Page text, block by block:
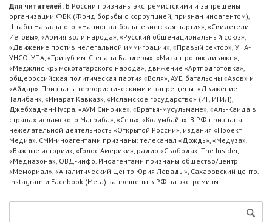
Для читателей: В России признаны экстремистскими и запрещены
организации ФБК (Фонд борьбы с коррупцией, признан иноагентом),
Штабы Навального, «Национал-большевистская партия», «Свидетели
Иеговы», «Армия воли народа», «Русский общенациональный союз»,
«Движение против нелегальной иммиграции», «Правый сектор», УНА-
УНСО, УПА, «Тризуб им. Степана Бандеры», «Мизантропик дивижн»,
«Меджлис крымскотатарского народа», движение «Артподготовка»,
общероссийская политическая партия «Воля», АУЕ, батальоны «Азов» и
«Айдар». Признаны террористическими и запрещены: «Движение
Талибан», «Имарат Кавказ», «Исламское государство» (ИГ, ИГИЛ),
Джебхад-ан-Нусра, «АУМ Синрике», «Братья-мусульмане», «Аль-Каида в
странах исламского Магриба», «Сеть», «Колумбайн». В РФ признана
нежелательной деятельность «Открытой России», издания «Проект
Медиа». СМИ-иноагентами признаны: телеканал «Дождь», «Медуза»,
«Важные истории», «Голос Америки», радио «Свобода», The Insider,
«Медиазона», ОВД-инфо. Иноагентами признаны общество/центр
«Мемориал», «Аналитический Центр Юрия Левады», Сахаровский центр.
Instagram и Facebook (Metа) запрещены в РФ за экстремизм.